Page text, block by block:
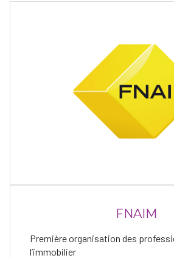
FNAIM
Première organisation des
l’immobilier